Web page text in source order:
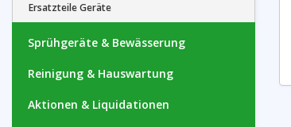
Ersatzteile Geräte
Sprühgeräte & Bewässerung
Reinigung & Hauswartung
Aktionen & Liquidationen